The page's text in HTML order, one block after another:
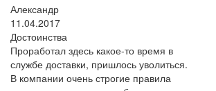
Александр
11.04.2017
Достоинства
Проработал здесь какое-то время в
службе доставки, пришлось уволиться.
В компании очень строгие правила